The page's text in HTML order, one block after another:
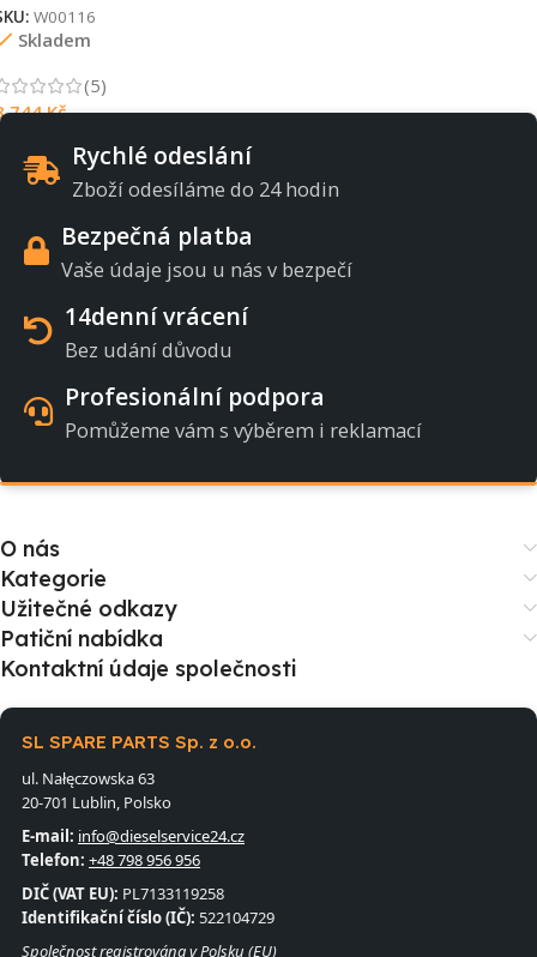
W00116
Skladem
(5)
744Kč
Rychlé odeslání
Zboží odesíláme do 24 hodin
Bezpečná platba
Vaše údaje jsou u nás v bezpečí
14denní vrácení
Bez udání důvodu
Profesionální podpora
Pomůžeme vám s výběrem i reklamací
O nás
Kategorie
Užitečné odkazy
Patiční nabídka
Kontaktní údaje společnosti
SL SPARE PARTS Sp. z o.o.
ul. Nałęczowska 63
20-701 Lublin, Polsko
E-mail: info@dieselservice24.cz
Telefon: +48 798 956 956
DIČ (VAT EU): PL7133119258
Identifikační číslo (IČ): 522104729
Společnost registrována v Polsku (EU)